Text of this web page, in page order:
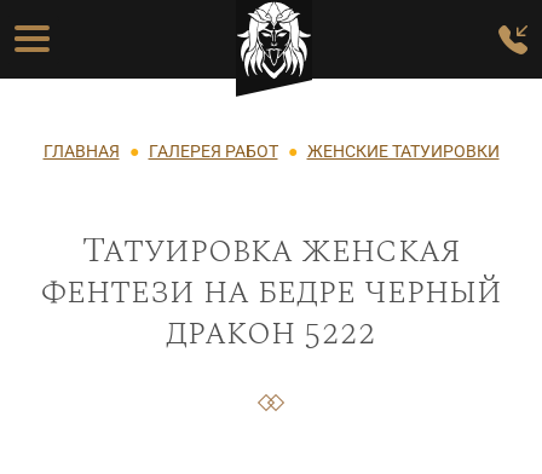
Перейти к основному содержанию
Основная навигация
Строка навигации
ГЛАВНАЯ ГАЛЕРЕЯ РАБОТ ЖЕНСКИЕ ТАТУИРОВКИ
Татуировка женская
фентези на бедре черный
дракон 5222